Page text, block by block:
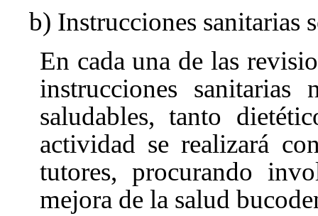
b) Instrucciones sanitarias
En cada una de las
instrucciones sanitarias
saludables, tanto
actividad se realizará
tutores, procurando
mejora de la salud